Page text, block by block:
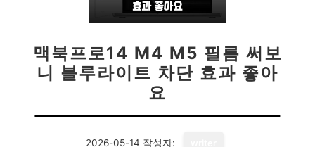
맥북프로14 M4 M5 필름 써보
니 블루라이트 차단 효과 좋아
요
2026-05-14 작성자: